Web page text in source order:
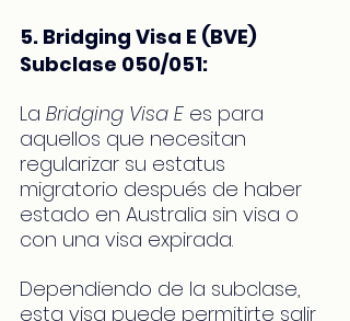
5. Bridging Visa E (BVE)
Subclase 050/051:
La Bridging Visa E es para
aquellos que necesitan
regularizar su estatus
migratorio después de haber
estado en Australia sin visa o
con una visa expirada.
Dependiendo de la subclase,
esta visa puede permitirte salir